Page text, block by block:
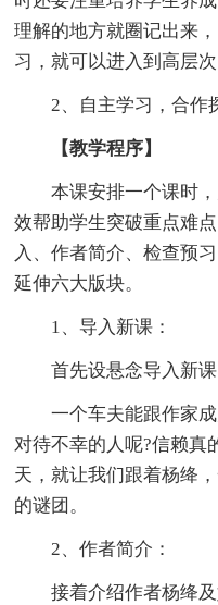
理解的地方就圈记出来
习，就可以进入到高层
2、自主学习，合作
【教学程序】
本课安排一个课时，
效帮助学生突破重点难
入、作者简介、检查预
延伸六大版块。
1、导入新课：
首先设悬念导入新课
一个车夫能跟作家成
对待不幸的人呢?信赖真
天，就让我们跟着杨绛
的谜团。
2、作者简介：
接着介绍作者杨绛及